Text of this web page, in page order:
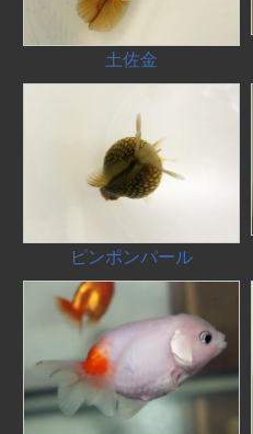
土佐金
ピンポンパール